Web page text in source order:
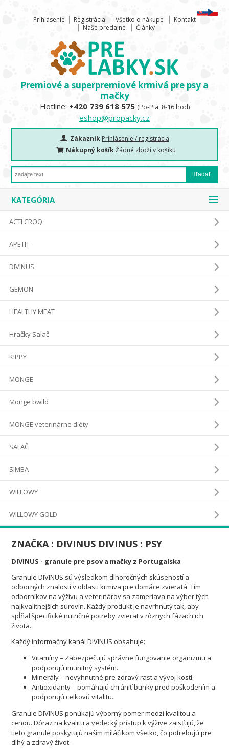
Prihlásenie Registrácia Všetko o nákupe
Kontakt
Naše predajne
Články
Premiové a superpremiové krmivá pre psy a
mačky
Hotline: +420 739 618 575 (Po-Pia: 8-16 hod)
eshop@propacky.cz
Zákazník Prihlásenie / registrácia
Nákupný košíkŽádné zboží v košíku
KATEGÓRIA
ACTI CROQ
APETIT
DIVINUS
GEMON
HEALTHY MEAT
Hračky Salač
KIPPY
MONGE
Monge bwild
MONGE veterinárne diéty
SALAČ
SIMBA
WILLOWY
WILLOWY GOLD
ZNAČKA : DIVINUS DIVINUS : PSY
DIVINUS - granule pre psov a mačky z Portugalska
Granule DIVINUS sú výsledkom dlhoročných skúseností a
odborných znalostí v oblasti krmiva pre domáce zvieratá. Tím
odborníkov na výživu a veterinárov sa zameriava na výber tých
najkvalitnejších surovín. Každý produkt je navrhnutý tak, aby
spĺňal špecifické nutričné potreby zvierat v rôznych fázach ich
života.
Každý informačný kanál DIVINUS obsahuje:
Vitamíny – Zabezpečujú správne fungovanie organizmu a
podporujú imunitný systém.
Minerály – nevyhnutné pre zdravý rast a vývoj kostí.
Antioxidanty – pomáhajú chrániť bunky pred poškodením a
podporujú celkovú vitalitu.
Granule DIVINUS ponúkajú výborný pomer medzi kvalitou a
cenou. Dôraz na kvalitu a vedecký prístup k výžive zaisťujú, že
tieto granule poskytujú našim miláčikom všetko, čo potrebujú pre
dlhý a zdravý život.